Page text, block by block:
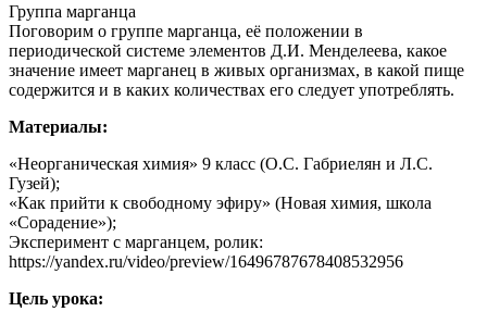
Группа марганца
Поговорим о группе марганца, её положении в
периодической системе элементов Д.И. Менделеева, какое
значение имеет марганец в живых организмах, в какой пище
содержится и в каких количествах его следует употреблять.
Материалы:
«Неорганическая химия» 9 класс (О.С. Габриелян и Л.С.
Гузей);
«Как прийти к свободному эфиру» (Новая химия, школа
«Сорадение»);
Эксперимент с марганцем, ролик:
https://yandex.ru/video/preview/16496787678408532956
Цель урока: